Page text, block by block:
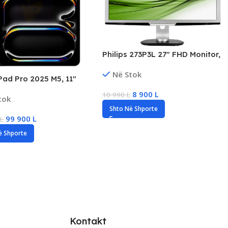
Pro 2025 M5, 11″
Wi-Fi+Cellular, New
L 99 900 L
Shporte
Philips 273P3L 27″ FHD Monitor,
Në Stok
10 990L 8 900 L
Shto Në Shporte
Kontakt